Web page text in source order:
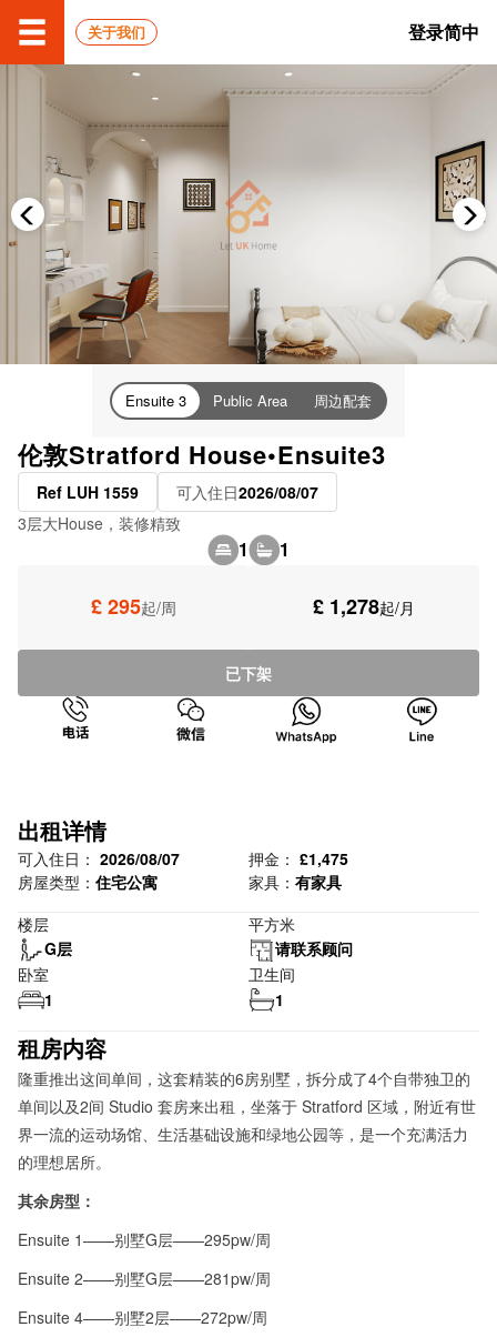
关于我们 登录简中
Ensuite 3 Public Area 周边配套
伦敦Stratford House•Ensuite3
Ref LUH 1559 可入住日2026/08/07
3层大House，装修精致
1 1
£ 295起/周 £ 1,278起/月
已下架
出租详情
可入住日： 2026/08/07 押金： £1,475
房屋类型： 住宅公寓 家具： 有家具
楼层
G层
平方米
请联系顾问
卧室
1
卫生间
1
租房内容
隆重推出这间单间，这套精装的6房别墅，拆分成了4个自带独卫的
单间以及2间 Studio 套房来出租，坐落于 Stratford 区域，附近有世
界一流的运动场馆、生活基础设施和绿地公园等，是一个充满活力
的理想居所。
其余房型：
Ensuite 1——别墅G层——295pw/周
Ensuite 2——别墅G层——281pw/周
Ensuite 4——别墅2层——272pw/周